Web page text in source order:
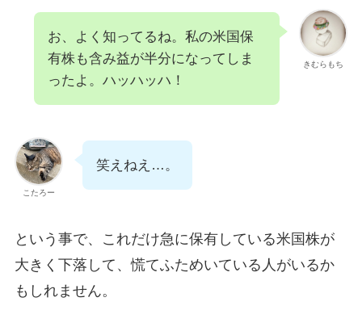
きむらもち
お、よく知ってるね。私の米国保
有株も含み益が半分になってしま
ったよ。ハッハッハ！
こたろー
笑えねえ…。
という事で、これだけ急に保有している米国株が
大きく下落して、慌てふためいている人がいるか
もしれません。